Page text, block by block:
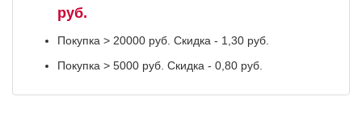
руб.
Покупка > 20000 руб. Скидка - 1,30 руб.
Покупка > 5000 руб. Скидка - 0,80 руб.